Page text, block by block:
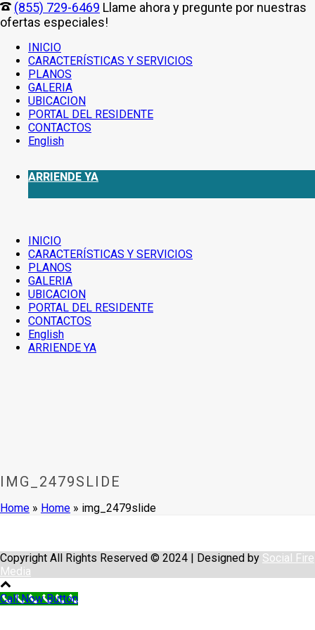
(855) 729-6469 Llame ahora y pregunte por nuestras
ofertas especiales!
INICIO
CARACTERÍSTICAS Y SERVICIOS
PLANOS
GALERIA
UBICACION
PORTAL DEL RESIDENTE
CONTACTOS
English
ARRIENDE YA
INICIO
CARACTERÍSTICAS Y SERVICIOS
PLANOS
GALERIA
UBICACION
PORTAL DEL RESIDENTE
CONTACTOS
English
ARRIENDE YA
IMG_2479SLIDE
Home » Home » img_2479slide
Copyright All Rights Reserved © 2024 | Designed by Social Fire
Media
Call Now Button